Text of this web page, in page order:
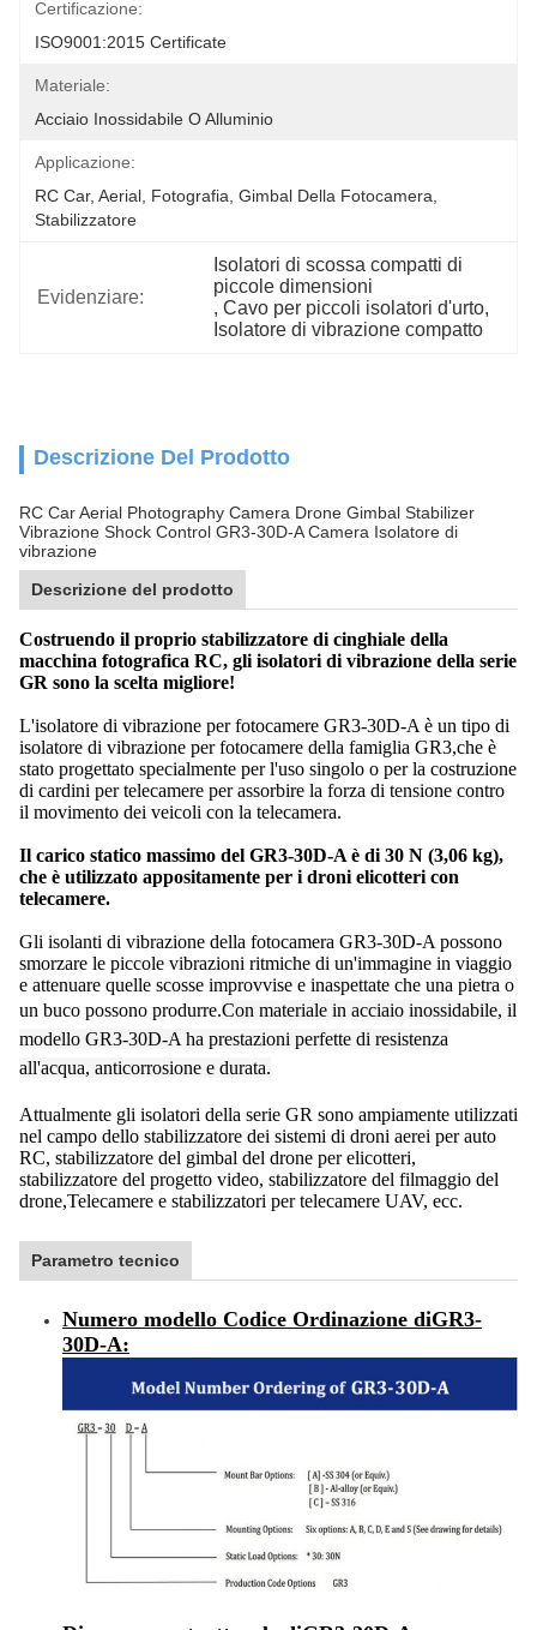
Certificazione:
ISO9001:2015 Certificate
Materiale:
Acciaio Inossidabile O Alluminio
Applicazione:
RC Car, Aerial, Fotografia, Gimbal Della Fotocamera,
Stabilizzatore
Evidenziare:
Isolatori di scossa compatti di
piccole dimensioni
, Cavo per piccoli isolatori d'urto,
Isolatore di vibrazione compatto
Descrizione Del Prodotto
RC Car Aerial Photography Camera Drone Gimbal Stabilizer
Vibrazione Shock Control GR3-30D-A Camera Isolatore di
vibrazione
Descrizione del prodotto
Costruendo il proprio stabilizzatore di cinghiale della
macchina fotografica RC, gli isolatori di vibrazione della serie
GR sono la scelta migliore!
L'isolatore di vibrazione per fotocamere GR3-30D-A è un tipo di
isolatore di vibrazione per fotocamere della famiglia GR3,che è
stato progettato specialmente per l'uso singolo o per la costruzione
di cardini per telecamere per assorbire la forza di tensione contro
il movimento dei veicoli con la telecamera.
Il carico statico massimo del GR3-30D-A è di 30 N (3,06 kg),
che è utilizzato appositamente per i droni elicotteri con
telecamere.
Gli isolanti di vibrazione della fotocamera GR3-30D-A possono
smorzare le piccole vibrazioni ritmiche di un'immagine in viaggio
e attenuare quelle scosse improvvise e inaspettate che una pietra o
un buco possono produrre.Con materiale in acciaio inossidabile, il
modello GR3-30D-A ha prestazioni perfette di resistenza
all'acqua, anticorrosione e durata.
Attualmente gli isolatori della serie GR sono ampiamente utilizzati
nel campo dello stabilizzatore dei sistemi di droni aerei per auto
RC, stabilizzatore del gimbal del drone per elicotteri,
stabilizzatore del progetto video, stabilizzatore del filmaggio del
drone,Telecamere e stabilizzatori per telecamere UAV, ecc.
Parametro tecnico
Numero modello Codice Ordinazione diGR3-
30D-A: